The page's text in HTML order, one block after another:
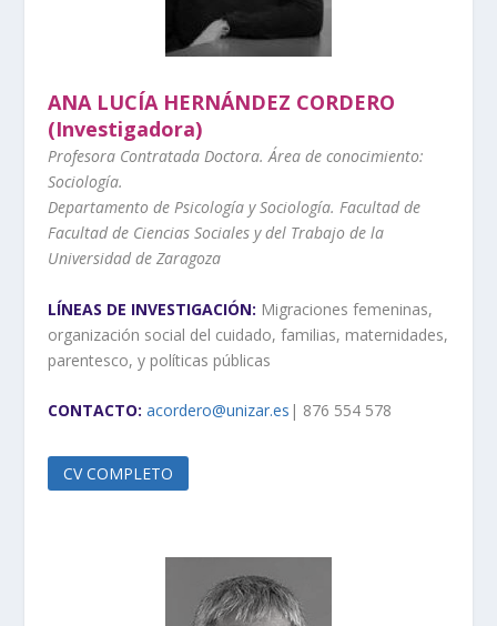
ANA LUCÍA HERNÁNDEZ CORDERO
(Investigadora)
Profesora Contratada Doctora. Área de conocimiento:
Sociología.
Departamento de Psicología y Sociología. Facultad de
Facultad de Ciencias Sociales y del Trabajo de la
Universidad de Zaragoza
LÍNEAS DE INVESTIGACIÓN: Migraciones femeninas,
organización social del cuidado, familias, maternidades,
parentesco, y políticas públicas
CONTACTO: acordero@unizar.es | 876 554 578
CV COMPLETO